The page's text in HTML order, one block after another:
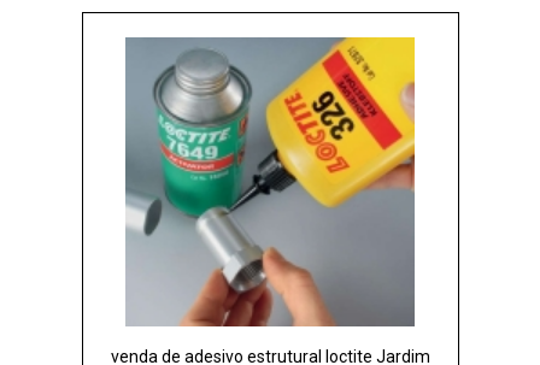
venda de adesivo estrutural loctite Jardim